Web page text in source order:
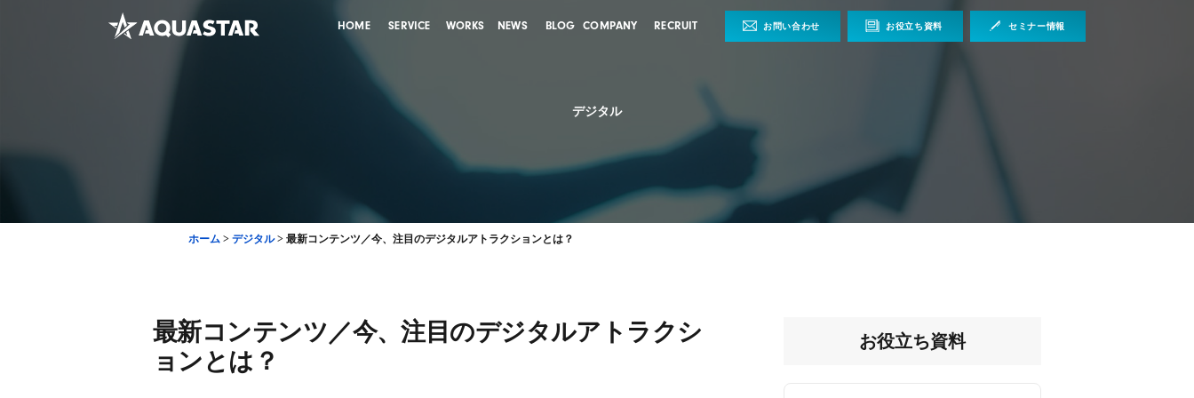
HOME SERVICE WORKS NEWS BLOG COMPANY RECRUIT お問い合わせ お役立ち資料 セミナー情報
デジタル
ホーム > デジタル> 最新コンテンツ／今、注目のデジタルアトラクションとは？
最新コンテンツ／今、注目のデジタルアトラクシ
ョンとは？
お役立ち資料